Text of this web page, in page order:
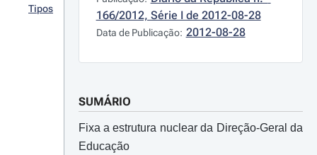
Tipos
166/2012, Série I de 2012-08-28
Data de Publicação: 2012-08-28
SUMÁRIO
Fixa a estrutura nuclear da Direção-Geral da
Educação